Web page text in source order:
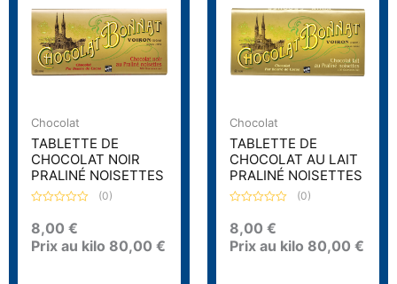
Chocolat
TABLETTE DE
CHOCOLAT NOIR
PRALINÉ NOISETTES
o
t
e
0
(0)
8,00 €
Prix au kilo 80,00 €
Chocolat
TABLETTE DE
CHOCOLAT AU LAIT
PRALINÉ NOISETTES
o
t
e
0
(0)
8,00 €
Prix au kilo 80,00 €